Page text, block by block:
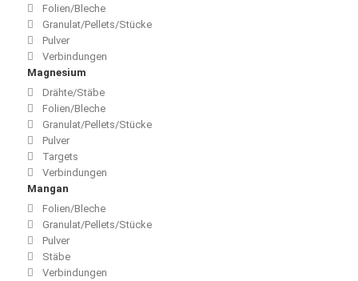
Folien/Bleche
Granulat/Pellets/Stücke
Pulver
Verbindungen
Magnesium
Drähte/Stäbe
Folien/Bleche
Granulat/Pellets/Stücke
Pulver
Targets
Verbindungen
Mangan
Folien/Bleche
Granulat/Pellets/Stücke
Pulver
Stäbe
Verbindungen